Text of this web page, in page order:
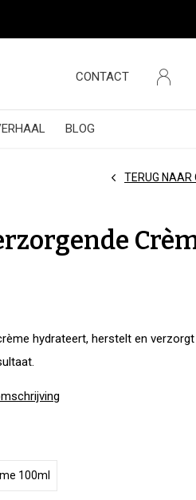
BLOG
CONTACT
TERUG NAAR
hydrateert, herstelt en
100ml